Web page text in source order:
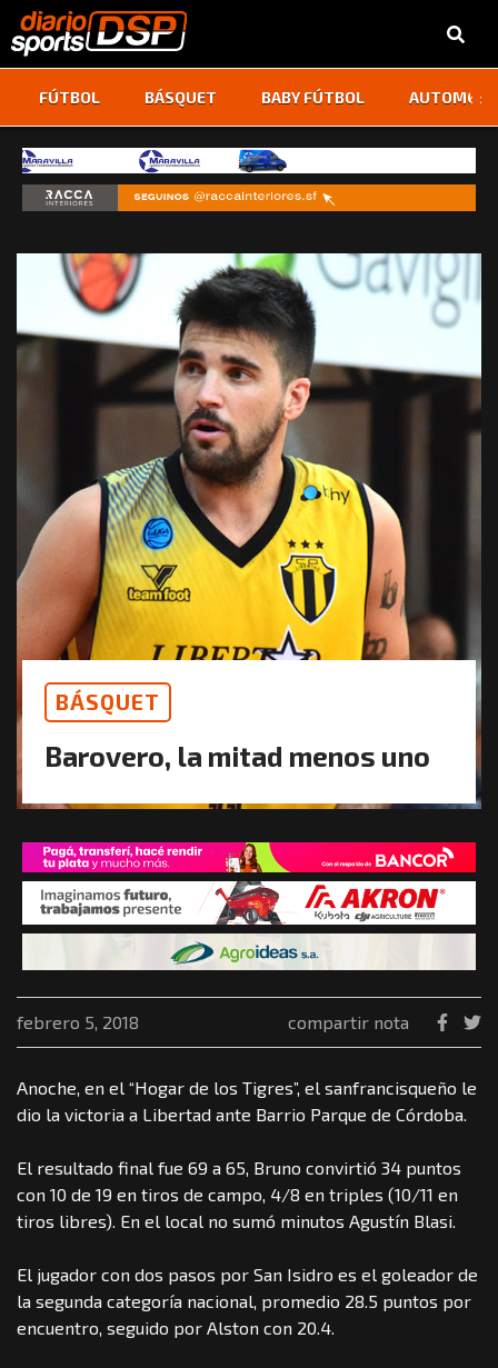
FÚTBOL BÁSQUET BABY FÚTBOL ‹ ›
BÁSQUET
Barovero, la mitad menos uno
febrero 5, 2018 compartir nota
Anoche, en el “Hogar de los Tigres”, el sanfrancisqueño le
dio la victoria a Libertad ante Barrio Parque de Córdoba.
El resultado final fue 69 a 65, Bruno convirtió 34 puntos
con 10 de 19 en tiros de campo, 4/8 en triples (10/11 en
tiros libres). En el local no sumó minutos Agustín Blasi.
El jugador con dos pasos por San Isidro es el goleador de
la segunda categoría nacional, promedio 28.5 puntos por
encuentro, seguido por Alston con 20.4.